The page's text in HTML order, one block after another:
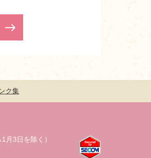
ク集
月3日を除く）